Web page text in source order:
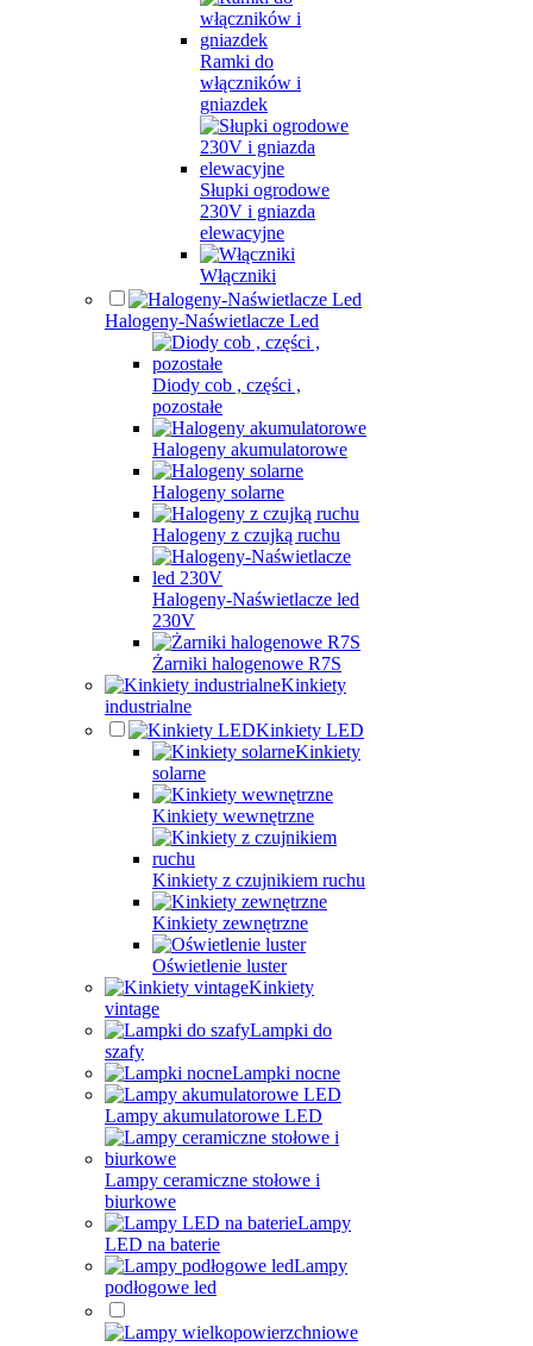
Ramki do
włączników i
gniazdek
Słupki ogrodowe
230V i gniazda
elewacyjne
Włączniki
Halogeny-Naświetlacze Led
Diody cob , części ,
pozostałe
Halogeny akumulatorowe
Halogeny solarne
Halogeny z czujką ruchu
Halogeny-Naświetlacze led
230V
Żarniki halogenowe R7S
Kinkiety
industrialne
Kinkiety LED
Kinkiety
solarne
Kinkiety wewnętrzne
Kinkiety z czujnikiem ruchu
Kinkiety zewnętrzne
Oświetlenie luster
Kinkiety
vintage
Lampki do
szafy
Lampki nocne
Lampy akumulatorowe LED
Lampy ceramiczne stołowe i
biurkowe
Lampy
LED na baterie
Lampy
podłogowe led